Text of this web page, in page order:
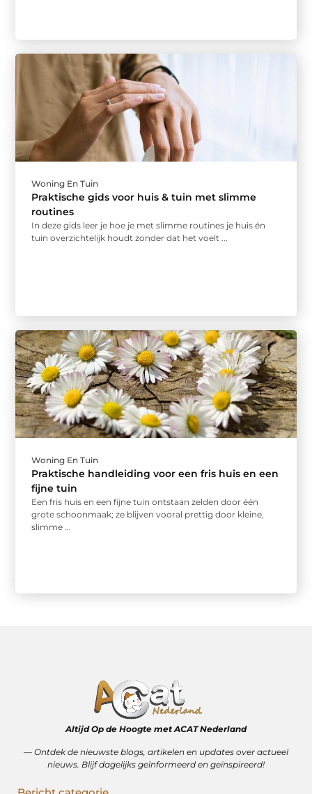
Woning En Tuin
Praktische gids voor huis & tuin met slimme
routines
In deze gids leer je hoe je met slimme routines je huis én
tuin overzichtelijk houdt zonder dat het voelt ...
Woning En Tuin
Praktische handleiding voor een fris huis en een
fijne tuin
Een fris huis en een fijne tuin ontstaan zelden door één
grote schoonmaak; ze blijven vooral prettig door kleine,
slimme ...
Altijd Op de Hoogte met ACAT Nederland
–– Ontdek de nieuwste blogs, artikelen en updates over actueel
nieuws. Blijf dagelijks geïnformeerd en geïnspireerd!